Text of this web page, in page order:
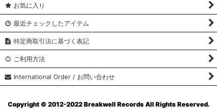
お気に入り
最近チェックしたアイテム
特定商取引法に基づく表記
ご利用方法
International Order / お問い合わせ
Copyright © 2012-2022 Breakwell Records All Rights Reserved.